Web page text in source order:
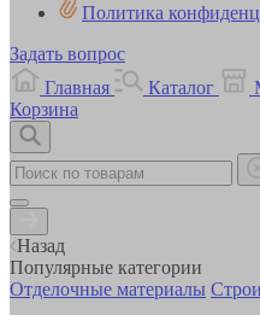
Политика
Задать вопрос
Главная
Каталог
Корзина
Назад
Популярные категории
Отделочные материалы